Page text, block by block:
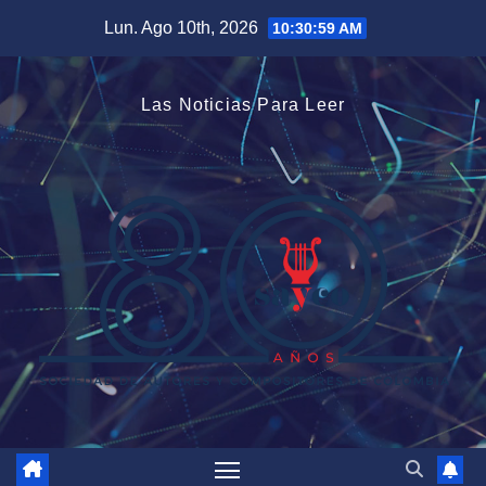
contenido
Lun. Ago 10th, 2026 10:31:00 AM
Las Noticias Para Leer